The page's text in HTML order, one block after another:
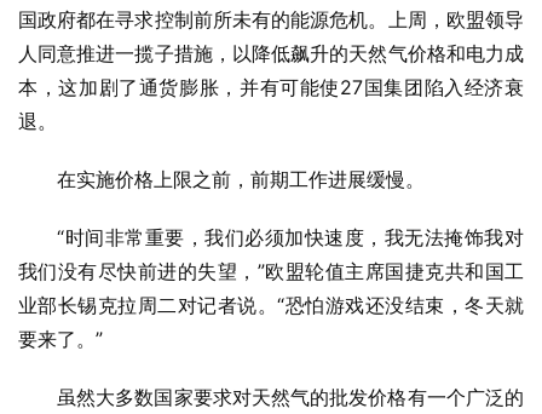
国政府都在寻求控制前所未有的能源危机。上周，欧盟领导
人同意推进一揽子措施，以降低飙升的天然气价格和电力成
本，这加剧了通货膨胀，并有可能使27国集团陷入经济衰
退。
在实施价格上限之前，前期工作进展缓慢。
“时间非常重要，我们必须加快速度，我无法掩饰我对
我们没有尽快前进的失望，”欧盟轮值主席国捷克共和国工
业部长锡克拉周二对记者说。“恐怕游戏还没结束，冬天就
要来了。”
虽然大多数国家要求对天然气的批发价格有一个广泛的